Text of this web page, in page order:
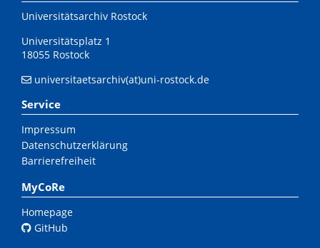
Universitätsarchiv Rostock
Universitätsplatz 1
18055 Rostock
universitaetsarchiv(at)uni-rostock.de
Service
Impressum
Datenschutzerklärung
Barrierefreiheit
MyCoRe
Homepage
GitHub